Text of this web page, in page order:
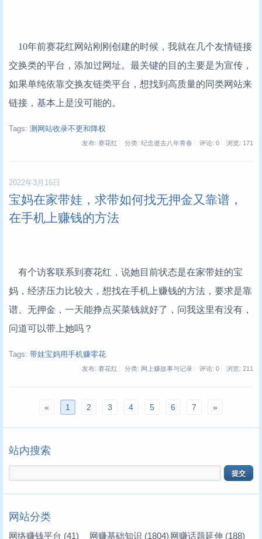
10年前赛花红网站刚刚创建的时候，我就在几个友情链接
交换类的平台，添加过网址。最关键的目的主要是为宣传，
如果单纯依靠交换友链类平台，想找到高质量的同类网站来
链接，基本上是没可能的。
Tags: 测网站收录不更和降权
发布: 赛花红 分类: 纪念逝去八年青春 评论: 0 浏览: 171
2022年3月16日
宝妈在家带娃，求带如何找无押金又靠谱，
在手机上赚钱的方法
有个访客联系到赛花红，说她目前状态是在家带娃的宝
妈，经济压力比较大，想找在手机上赚钱的方法，要求是靠
谱、无押金，一天能挣点买菜钱就好了，问我这里有没有，
问道可以带上她吗？
Tags: 带娃宝妈用手机赚零花
发布: 赛花红 分类: 网上赚故事与记录 评论: 0 浏览: 211
« 1 2 3 4 5 6 7 »
站内搜索
网站分类
网络赚钱平台 (41) 网赚基础知识 (1804) 网赚话题延伸 (188)